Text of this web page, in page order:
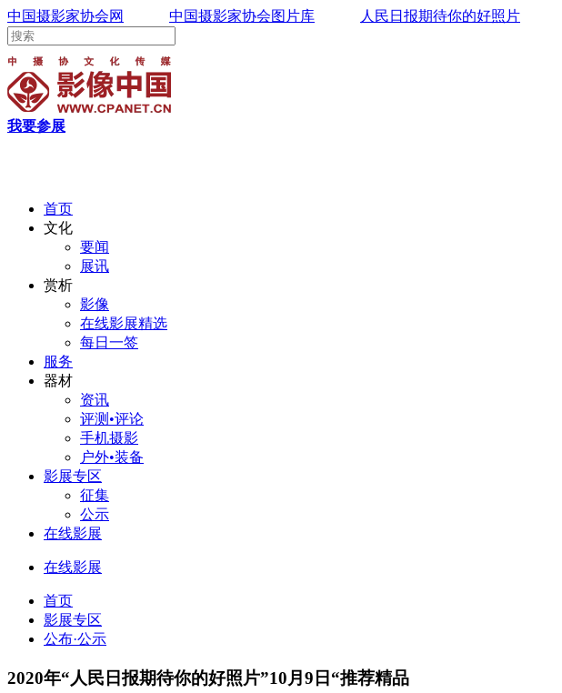
中国摄影家协会网 中国摄影家协会图片库 人民日报期待你的好照片
我要参展
首页
文化
要闻
展讯
赏析
影像
在线影展精选
每日一签
服务
器材
资讯
评测•评论
手机摄影
户外•装备
影展专区
征集
公示
在线影展
在线影展
首页
影展专区
公布·公示
2020年“人民日报期待你的好照片”10月9日“推荐精品